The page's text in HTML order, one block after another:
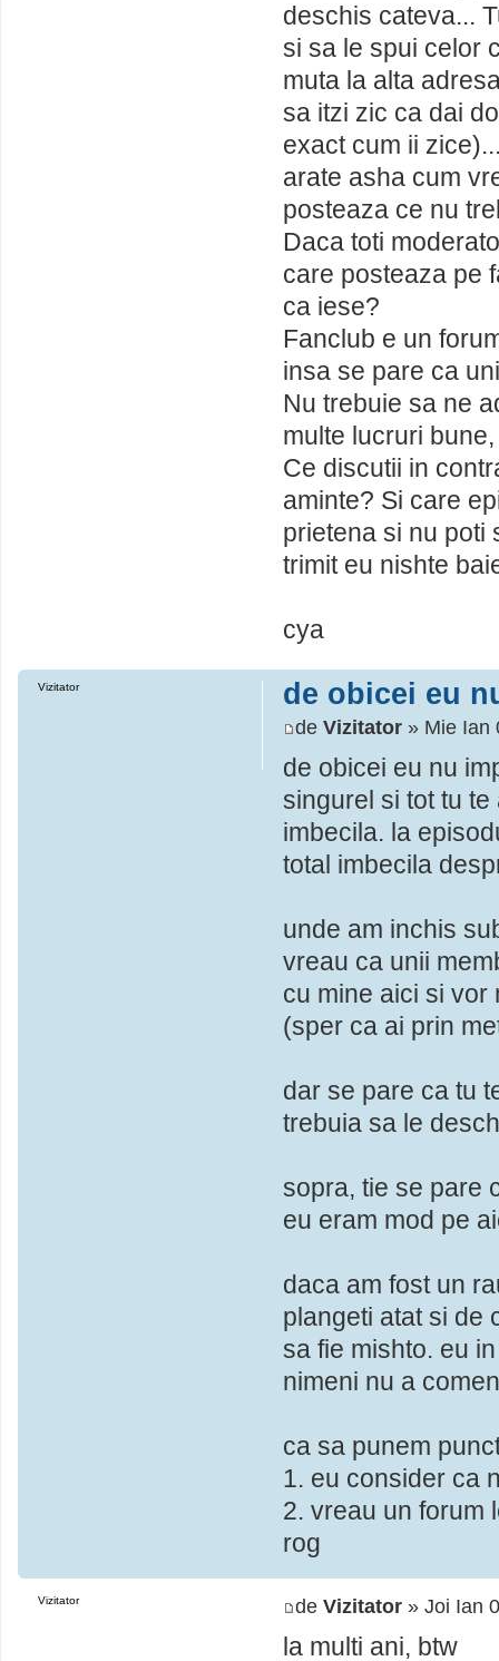
deschis cateva...
si sa le spui celor
muta la alta
sa itzi zic ca dai
exact cum ii
arate asha cum
posteaza ce nu
Daca toti
care posteaza pe
ca iese?
Fanclub e un
insa se pare ca
Nu trebuie sa ne
multe lucruri
Ce discutii in
aminte? Si care
prietena si nu poti
trimit eu nishte
cya
de obicei eu
de Vizitator » Mie Ian
de obicei eu nu
singurel si tot tu
imbecila. la
total imbecila
unde am inchis
vreau ca unii
cu mine aici si vor
(sper ca ai prin
dar se pare ca tu
trebuia sa le
sopra, tie se pare
eu eram mod pe
daca am fost un
plangeti atat si de
sa fie mishto. eu
nimeni nu a
ca sa punem
1. eu consider ca
2. vreau un forum
rog
Vizitator
de Vizitator » Joi Ian
la multi ani, btw
Vizitator